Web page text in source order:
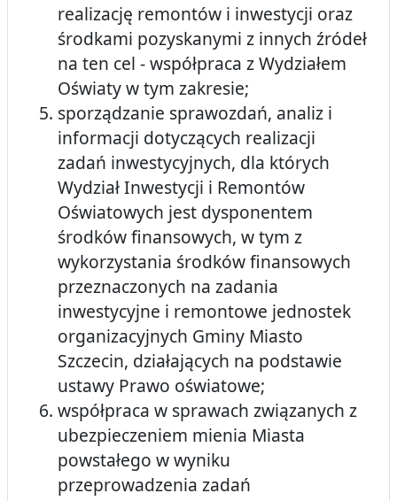
realizację remontów i inwestycji oraz
środkami pozyskanymi z innych źródeł
na ten cel - współpraca z Wydziałem
Oświaty w tym zakresie;
sporządzanie sprawozdań, analiz i
informacji dotyczących realizacji
zadań inwestycyjnych, dla których
Wydział Inwestycji i Remontów
Oświatowych jest dysponentem
środków finansowych, w tym z
wykorzystania środków finansowych
przeznaczonych na zadania
inwestycyjne i remontowe jednostek
organizacyjnych Gminy Miasto
Szczecin, działających na podstawie
ustawy Prawo oświatowe;
współpraca w sprawach związanych z
ubezpieczeniem mienia Miasta
powstałego w wyniku
przeprowadzenia zadań